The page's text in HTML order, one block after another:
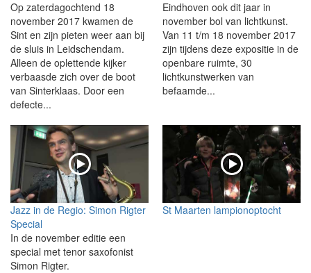
Op zaterdagochtend 18
november 2017 kwamen de
Sint en zijn pieten weer aan bij
de sluis in Leidschendam.
Alleen de oplettende kijker
verbaasde zich over de boot
van Sinterklaas. Door een
defecte...
Eindhoven ook dit jaar in
november bol van lichtkunst.
Van 11 t/m 18 november 2017
zijn tijdens deze expositie in de
openbare ruimte, 30
lichtkunstwerken van
befaamde...
Jazz in de Regio: Simon Rigter
Special
In de november editie een
special met tenor saxofonist
Simon Rigter.
St Maarten lampionoptocht